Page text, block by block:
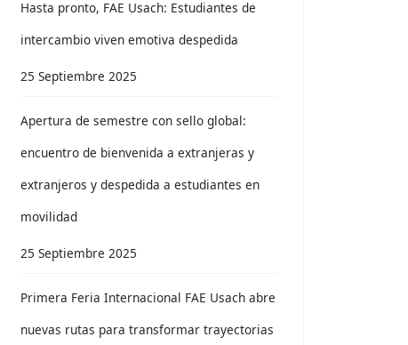
Hasta pronto, FAE Usach: Estudiantes de
intercambio viven emotiva despedida
25 Septiembre 2025
Apertura de semestre con sello global:
encuentro de bienvenida a extranjeras y
extranjeros y despedida a estudiantes en
movilidad
25 Septiembre 2025
Primera Feria Internacional FAE Usach abre
nuevas rutas para transformar trayectorias